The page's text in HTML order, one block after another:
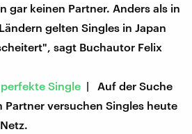
gar keinen Partner. Anders als in
gelten Singles in Japan
sagt Buchautor Felix
Single | Auf der Suche
Partner versuchen Singles heute